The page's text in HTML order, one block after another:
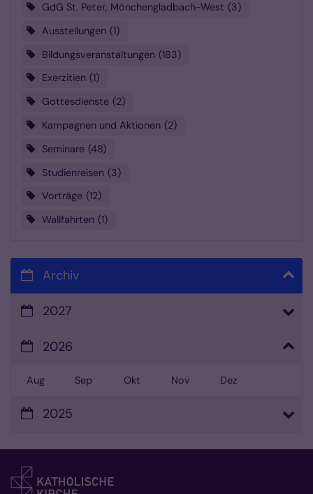
GdG St. Peter, Mönchengladbach-West 3
Ausstellungen 1
Bildungsveranstaltungen 183
Exerzitien 1
Gottesdienste 2
Kampagnen und Aktionen 2
Seminare 48
Studienreisen 3
Vorträge 12
Wallfahrten 1
Archiv
2027
2026
Aug Sep Okt Nov Dez
2025